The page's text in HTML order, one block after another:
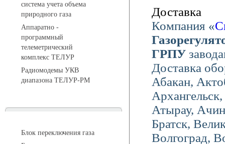
система учета объема
природного газа
Аппаратно -
программный
телеметрический
комплекс ТЕЛУР
Радиомодемы УКВ
диапазона ТЕЛУР-РМ
Блок переключения газа
Доставка
Компания «
ГРПУ
Доставка
Абакан,
Атырау,
Братск,
Волгоград,